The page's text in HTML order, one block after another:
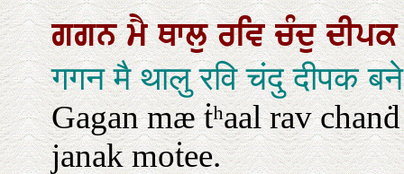
ਗਗਨਮੈਥਾਲੁਰਵਿਚੰਦੁ
गगन मै थालु रवि चंदु दीपक
Gagan mæ ṫʰaal rav
janak moṫee.